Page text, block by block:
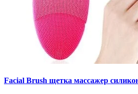
Facial Brush щетка массажер